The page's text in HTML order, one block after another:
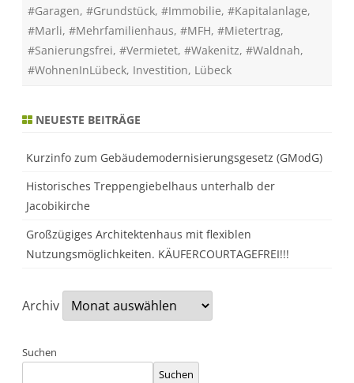
e
c
k
-
M
a
r
/
B
n
e
n
m
#Garagen, #Grundstück, #Immobilie, #Kapitalanlage,
#Marli, #Mehrfamilienhaus, #MFH, #Mietertrag,
#Sanierungsfrei, #Vermietet, #Wakenitz, #Waldnah,
#WohnenInLübeck, Investition, Lübeck
NEUESTE BEITRÄGE
Kurzinfo zum Gebäudemodernisierungsgesetz (GModG)
Historisches Treppengiebelhaus unterhalb der
Jacobikirche
Großzügiges Architektenhaus mit flexiblen
Nutzungsmöglichkeiten. KÄUFERCOURTAGEFREI!!!
Archiv
Suchen
Suchen